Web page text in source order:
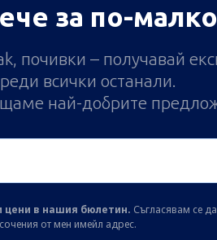
за по-малко
почивки – получавай
всички останали.
най-добрите
цени в нашия бюлетин. Съгласявам се
от мен имейл адрес.